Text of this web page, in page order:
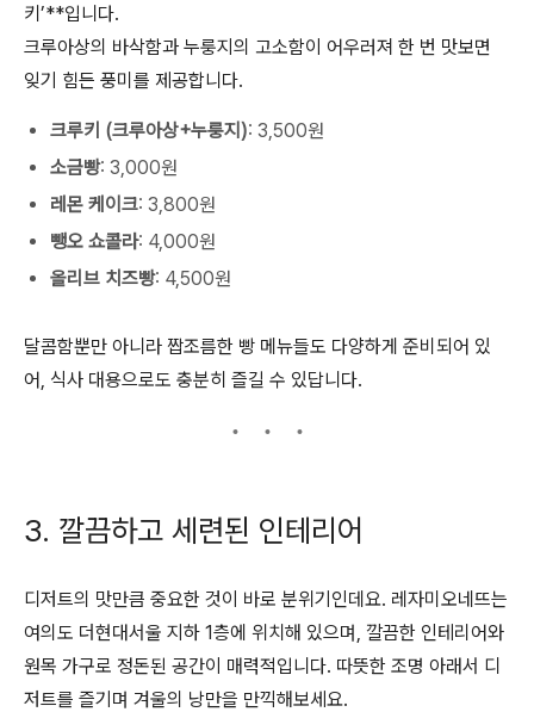
키’**입니다.
크루아상의 바삭함과 누룽지의 고소함이 어우러져 한 번 맛보면
잊기 힘든 풍미를 제공합니다.
크루키 (크루아상+누룽지): 3,500원
소금빵: 3,000원
레몬 케이크: 3,800원
뺑오 쇼콜라: 4,000원
올리브 치즈빵: 4,500원
달콤함뿐만 아니라 짭조름한 빵 메뉴들도 다양하게 준비되어 있
어, 식사 대용으로도 충분히 즐길 수 있답니다.
3. 깔끔하고 세련된 인테리어
디저트의 맛만큼 중요한 것이 바로 분위기인데요. 레자미오네뜨는
여의도 더현대서울 지하 1층에 위치해 있으며, 깔끔한 인테리어와
원목 가구로 정돈된 공간이 매력적입니다. 따뜻한 조명 아래서 디
저트를 즐기며 겨울의 낭만을 만끽해보세요.